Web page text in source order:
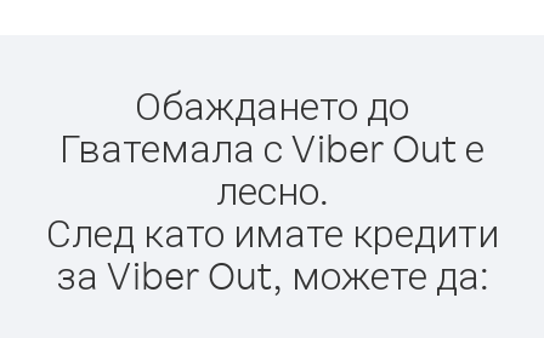
Обаждането до
Гватемала с Viber Out е
лесно.
След като имате кредити
за Viber Out, можете да: